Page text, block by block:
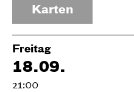
Karten
Freitag
18.09.
21:00